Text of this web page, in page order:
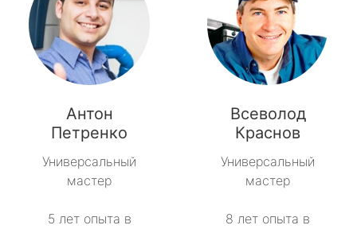
Антон
Петренко
Универсальный
мастер
5 лет опыта в
Всеволод
Краснов
Универсальный
мастер
8 лет опыта в